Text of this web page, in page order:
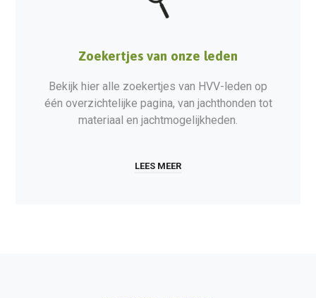
Zoekertjes van onze leden
Bekijk hier alle zoekertjes van HVV-leden op
één overzichtelijke pagina, van jachthonden tot
materiaal en jachtmogelijkheden.
LEES MEER